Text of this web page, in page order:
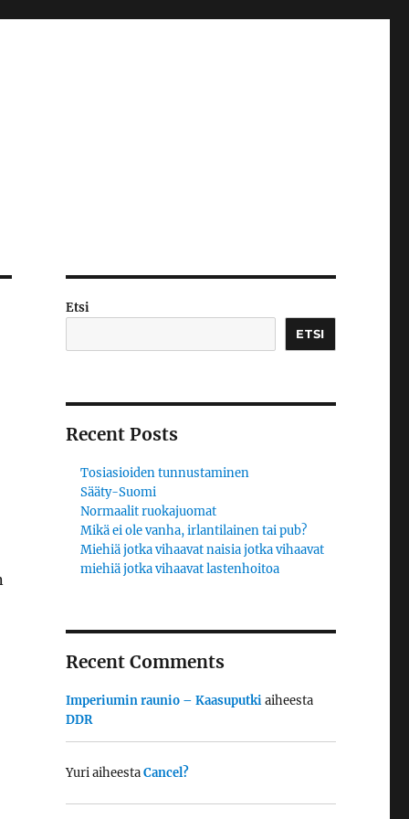
Etsi
ETSI
Recent Posts
Tosiasioiden tunnustaminen
Sääty-Suomi
Normaalit ruokajuomat
Mikä ei ole vanha, irlantilainen tai pub?
Miehiä jotka vihaavat naisia jotka vihaavat
miehiä jotka vihaavat lastenhoitoa
Recent Comments
Imperiumin raunio – Kaasuputkiaiheesta
DDR
YuriaiheestaCancel?